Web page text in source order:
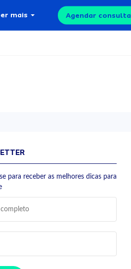
mais Agendar consulta
para receber as melhores dicas para